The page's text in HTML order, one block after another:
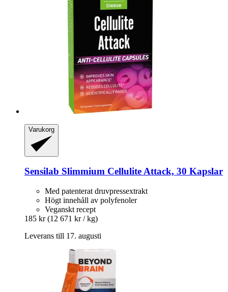
Varukorg
Sensilab Slimmium Cellulite Attack, 30 Kapslar
Med patenterat druvpressextrakt
Högt innehåll av polyfenoler
Veganskt recept
185 kr (12 671 kr / kg)
Leverans till 17. augusti